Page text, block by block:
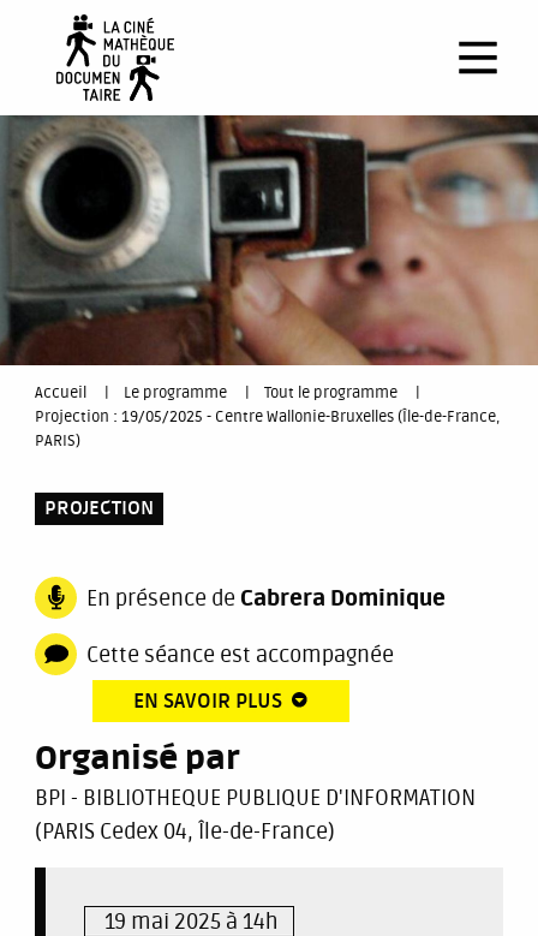
contenu
principal
You
are
here
Accueil Le programme
Tout le programme
Projection : 19/05/2025 - Centre Wallonie-Bruxelles (Île-de-France,
PARIS)
PROJECTION
En présence de Cabrera Dominique
Cette séance est accompagnée
EN SAVOIR PLUS
Organisé par
BPI - BIBLIOTHEQUE PUBLIQUE D'INFORMATION
(PARIS Cedex 04, Île-de-France)
19 mai 2025 à 14h